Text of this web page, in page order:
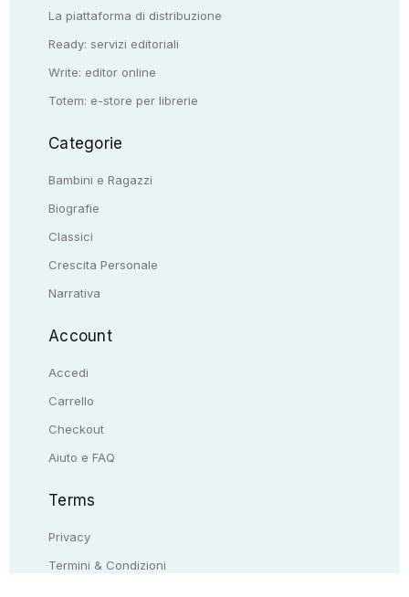
La piattaforma di distribuzione
Ready: servizi editoriali
Write: editor online
Totem: e-store per librerie
Categorie
Bambini e Ragazzi
Biografie
Classici
Crescita Personale
Narrativa
Account
Accedi
Carrello
Checkout
Aiuto e FAQ
Terms
Privacy
Termini & Condizioni